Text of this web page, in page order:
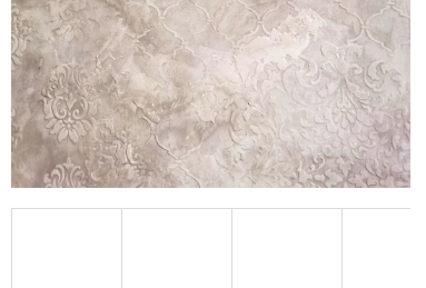
MALÍŘSKÁ ŠABLONA NĚŽNÝ KVÍTEK S063
1 300 Kč
400 Kč